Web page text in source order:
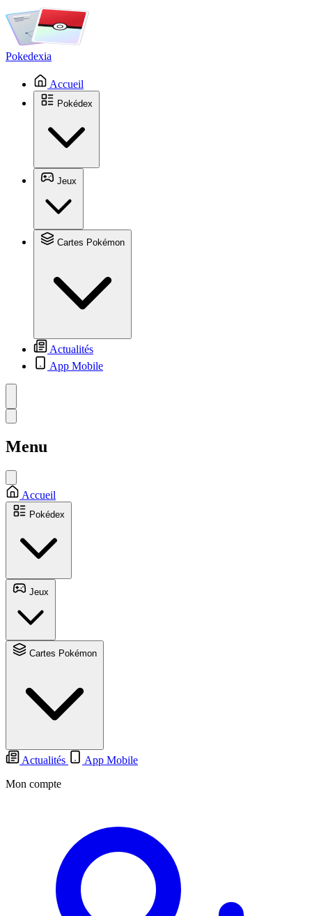
Pokedexia
Accueil
Actualités
App Mobile
Menu
Accueil
Actualités
App Mobile
Mon compte